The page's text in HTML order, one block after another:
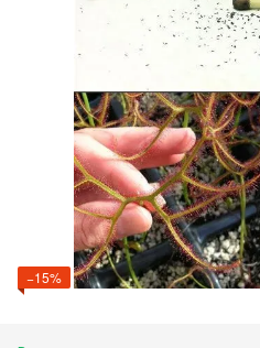
−15%